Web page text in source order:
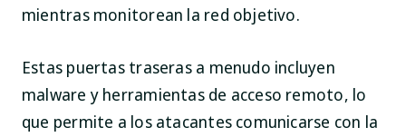
mientras monitorean la red objetivo.
Estas puertas traseras a menudo incluyen
malware y herramientas de acceso remoto, lo
que permite a los atacantes comunicarse con la